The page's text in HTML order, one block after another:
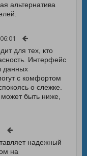
альтернатива
для тех, кто
Интерфейс
данных
с комфортом
о слежке.
быть ниже,
надежный
на